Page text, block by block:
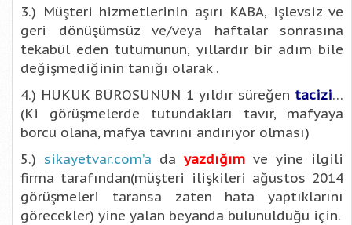
3.) Müşteri hizmetlerinin aşırı KABA, işlevsiz ve
geri dönüşümsüz ve/veya haftalar sonrasına
tekabül eden tutumunun, yıllardır bir adım bile
değişmediğinin tanığı olarak .
4.) HUKUK BÜROSUNUN 1 yıldır süreğen tacizi…
(Ki görüşmelerde tutundakları tavır, mafyaya
borcu olana, mafya tavrını andırıyor olması)
5.) sikayetvar.com’a da yazdığım ve yine ilgili
firma tarafından(müşteri ilişkileri ağustos 2014
görüşmeleri taransa zaten hata yaptıklarını
görecekler) yine yalan beyanda bulunulduğu için.